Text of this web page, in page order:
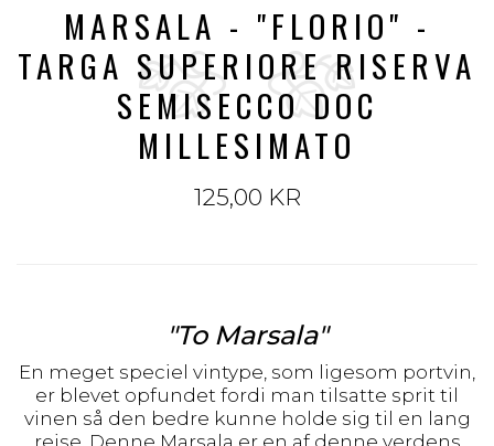
MARSALA - "FLORIO" -
TARGA SUPERIORE RISERVA
SEMISECCO DOC
MILLESIMATO
125,00 KR
"To Marsala"
En meget speciel vintype, som ligesom portvin,
er blevet opfundet fordi man tilsatte sprit til
vinen så den bedre kunne holde sig til en lang
rejse. Denne Marsala er en af denne verdens